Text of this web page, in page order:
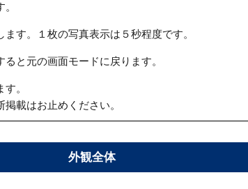
す。１枚の写真表示は５秒程度です。
と元の画面モードに戻ります。
。
載はお止めください。
外観全体